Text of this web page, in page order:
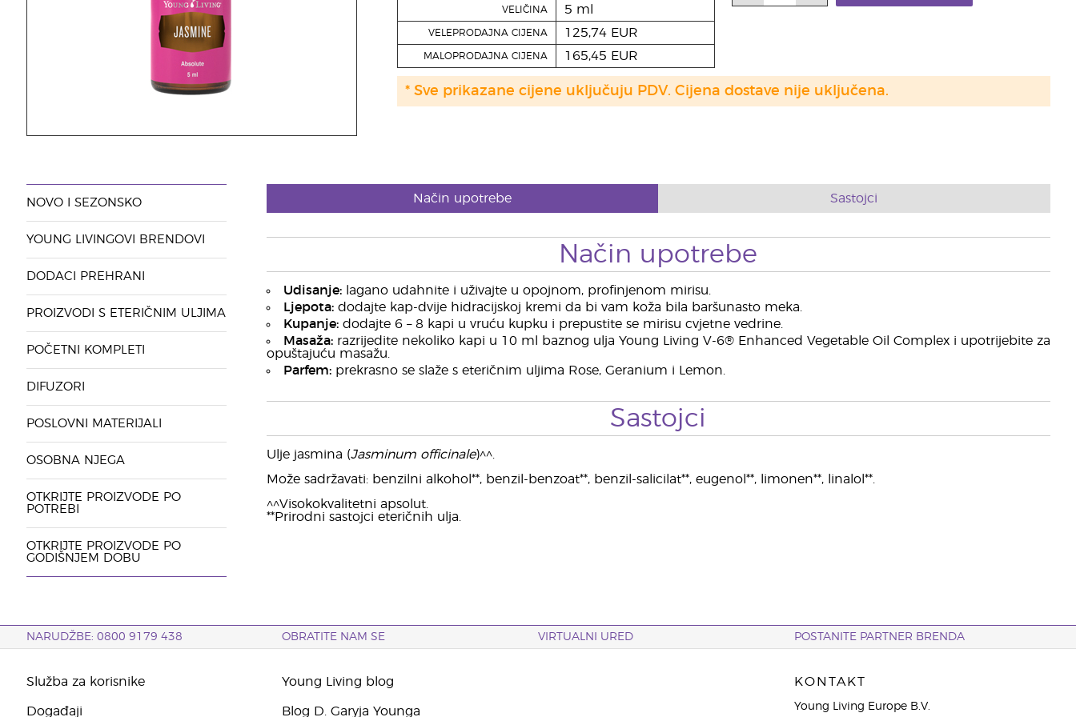
VELIČINA 5 ml
VELEPRODAJNA CIJENA 125,74 EUR
MALOPRODAJNA CIJENA 165,45 EUR
* Sve prikazane cijene uključuju PDV. Cijena dostave nije uključena.
NOVO I SEZONSKO
YOUNG LIVINGOVI BRENDOVI
DODACI PREHRANI
PROIZVODI S ETERIČNIM ULJIMA
POČETNI KOMPLETI
DIFUZORI
POSLOVNI MATERIJALI
OSOBNA NJEGA
OTKRIJTE PROIZVODE PO
POTREBI
OTKRIJTE PROIZVODE PO
GODIŠNJEM DOBU
Način upotrebe Sastojci
Način upotrebe
Udisanje: lagano udahnite i uživajte u opojnom, profinjenom mirisu.
Ljepota:dodajte kap-dvije hidracijskoj kremi da bi vam koža bila baršunasto meka.
Kupanje:dodajte 6 – 8 kapi u vruću kupku i prepustite se mirisu cvjetne vedrine.
Masaža:razrijedite nekoliko kapi u 10 ml baznog ulja Young Living V-6® Enhanced Vegetable Oil Complex i upotrijebite za
opuštajuću masažu.
Parfem:prekrasno se slaže s eteričnim uljima Rose, Geranium i Lemon.
Sastojci
Ulje jasmina (Jasminum officinale)^^.
Može sadržavati: benzilni alkohol**, benzil-benzoat**, benzil-salicilat**, eugenol**, limonen**, linalol**.
^^Visokokvalitetni apsolut.
**Prirodni sastojci eteričnih ulja.
NARUDŽBE: 0800 9179 438 OBRATITE NAM SE VIRTUALNI URED POSTANITE PARTNER BRENDA
Služba za korisnike
Događaji
Young Living blog
Blog D. Garyja Younga
KONTAKT
Young Living Europe B.V.